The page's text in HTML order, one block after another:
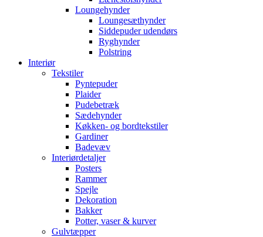
Loungehynder
Loungesæthynder
Siddepuder udendørs
Ryghynder
Polstring
Interiør
Tekstiler
Pyntepuder
Plaider
Pudebetræk
Sædehynder
Køkken- og bordtekstiler
Gardiner
Badevæv
Interiørdetaljer
Posters
Rammer
Spejle
Dekoration
Bakker
Potter, vaser & kurver
Gulvtæpper